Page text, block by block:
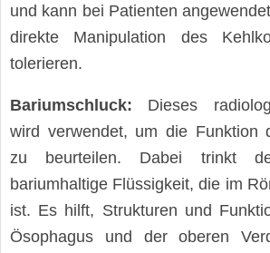
und kann bei Patienten
direkte Manipulation des
tolerieren.
Bariumschluck: Dieses
wird verwendet, um die Funktion
zu beurteilen. Dabei trinkt
bariumhaltige Flüssigkeit, die im
ist. Es hilft, Strukturen und
Ösophagus und der oberen